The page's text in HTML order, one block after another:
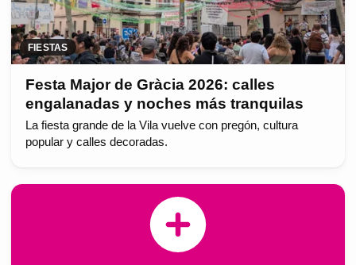
FIESTAS
Festa Major de Gràcia 2026: calles
engalanadas y noches más tranquilas
La fiesta grande de la Vila vuelve con pregón, cultura
popular y calles decoradas.